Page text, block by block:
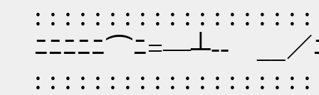
: : : : : : : : : : : : : : : : :
ﾆﾆﾆﾆﾆ⌒ﾆ=―┴-- __／ﾆ
: : : : : : : : : : : : : : : : :